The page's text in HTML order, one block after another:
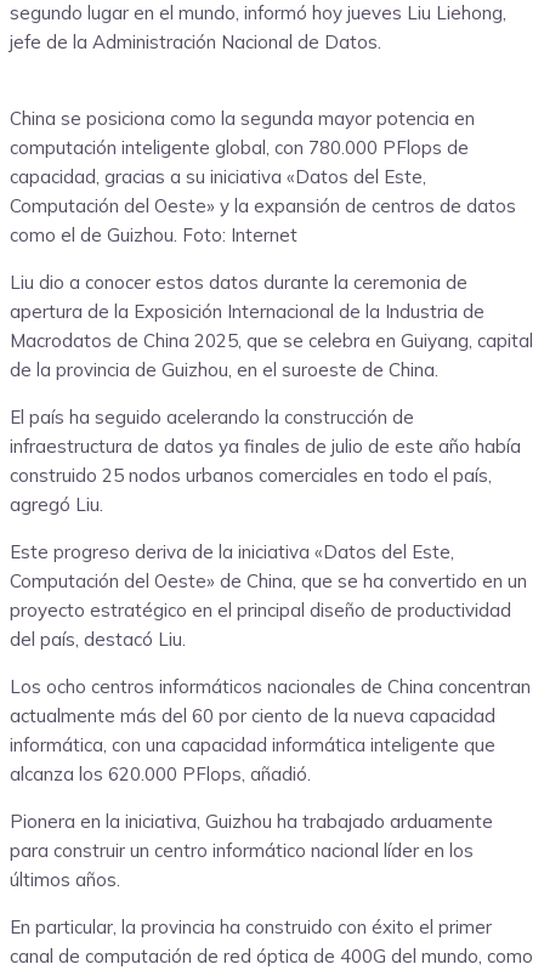
segundo lugar en el mundo, informó hoy jueves Liu Liehong,
jefe de la Administración Nacional de Datos.
China se posiciona como la segunda mayor potencia en
computación inteligente global, con 780.000 PFlops de
capacidad, gracias a su iniciativa «Datos del Este,
Computación del Oeste» y la expansión de centros de datos
como el de Guizhou. Foto: Internet
Liu dio a conocer estos datos durante la ceremonia de
apertura de la Exposición Internacional de la Industria de
Macrodatos de China 2025, que se celebra en Guiyang, capital
de la provincia de Guizhou, en el suroeste de China.
El país ha seguido acelerando la construcción de
infraestructura de datos ya finales de julio de este año había
construido 25 nodos urbanos comerciales en todo el país,
agregó Liu.
Este progreso deriva de la iniciativa «Datos del Este,
Computación del Oeste» de China, que se ha convertido en un
proyecto estratégico en el principal diseño de productividad
del país, destacó Liu.
Los ocho centros informáticos nacionales de China concentran
actualmente más del 60 por ciento de la nueva capacidad
informática, con una capacidad informática inteligente que
alcanza los 620.000 PFlops, añadió.
Pionera en la iniciativa, Guizhou ha trabajado arduamente
para construir un centro informático nacional líder en los
últimos años.
En particular, la provincia ha construido con éxito el primer
canal de computación de red óptica de 400G del mundo, como